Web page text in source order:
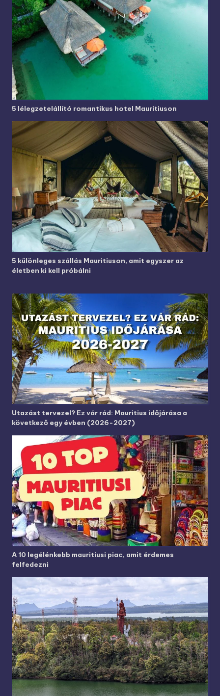
5 lélegzetelállító romantikus hotel Mauritiuson
5 különleges szállás Mauritiuson, amit egyszer az
életben ki kell próbálni
Utazást tervezel? Ez vár rád: Mauritius időjárása a
következő egy évben (2026-2027)
A 10 legélénkebb mauritiusi piac, amit érdemes
felfedezni